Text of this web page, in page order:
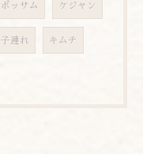
ポッサム ケジャン
子連れ キムチ